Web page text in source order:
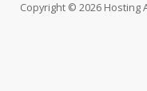
Copyright © 2026 Hosting